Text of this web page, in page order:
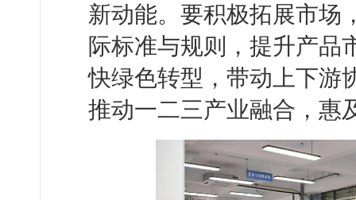
新动能。要积极拓展市场
际标准与规则，提升产品
快绿色转型，带动上下游
推动一二三产业融合，惠